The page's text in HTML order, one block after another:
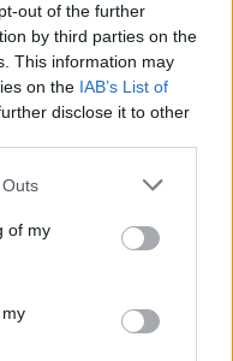
out of the further
by third parties on the
This information may
on the IAB’s List of
disclose it to other
of my
Τρεις μέρες
παραλία των Ανωγείων
σύνδεση του
εγκέφαλό μας